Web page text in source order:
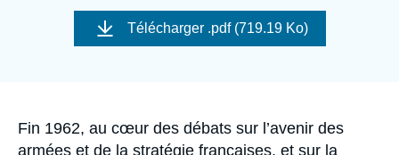
Événements
Nous soutenir
L'Ifri en bref Proche-Orient
Image
couverture
Télécharger .pdf (719.19 Ko)
Accroche
Fin 1962, au cœur des débats sur l’avenir des
armées et de la stratégie françaises, et sur la